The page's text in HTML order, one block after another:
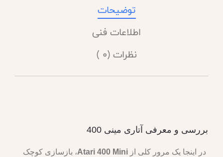
توضیحات
اطلاعات فنی
نظرات (0 )
بررسی و معرفی آتاری مینی 400
در اینجا یک مرور کلی از Atari 400 Mini، بازسازی کوچک